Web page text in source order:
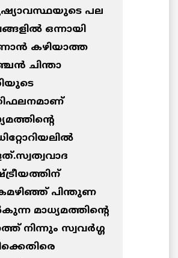
പല
ഒന്നായി
കഴിയാത്ത
ചിന്താ
പിന്തുണ
മാധ്യമത്തിന്റെ
നിന്നും സ്വവര്‍ഗ്ഗ